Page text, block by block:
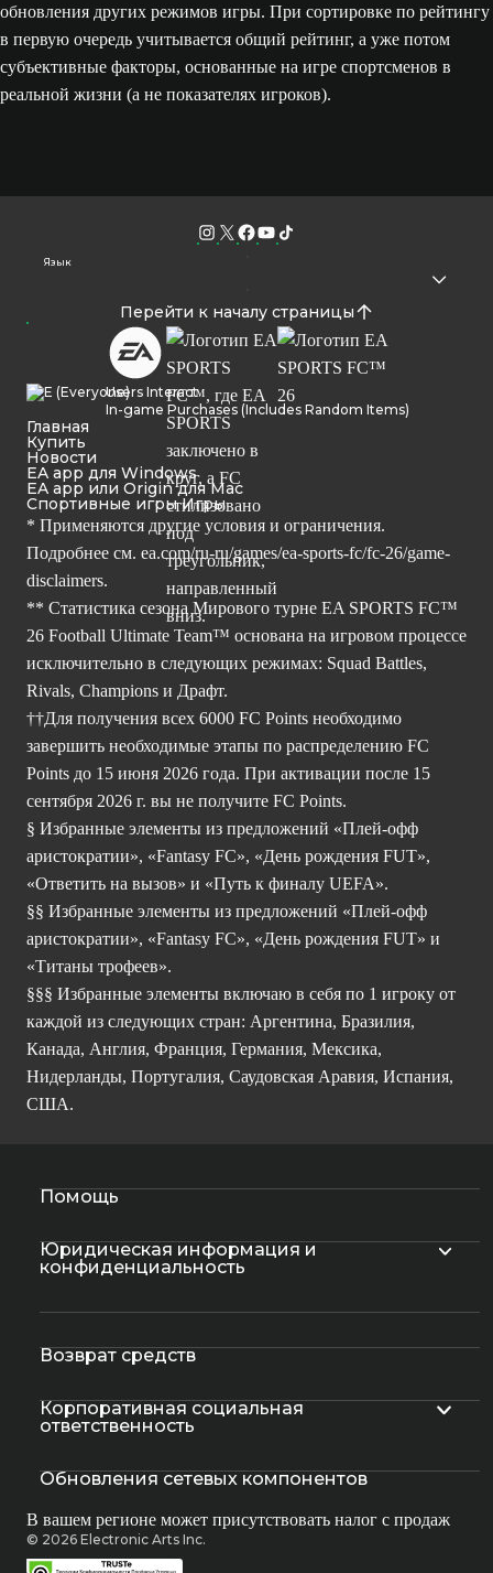
обновления других режимов игры. При сортировке по рейтингу
в первую очередь учитывается общий рейтинг, а уже потом
субъективные факторы, основанные на игре спортсменов в
реальной жизни (а не показателях игроков).
Язык
Перейти к началу страницы
Users Interact
In-game Purchases (Includes Random Items)
Главная
Купить
Новости
EA app для Windows
EA app или Origin для Mac
Спортивные игры Игры
* Применяются другие условия и ограничения.
Подробнее см. ea.com/ru-ru/games/ea-sports-fc/fc-26/game-
disclaimers.
** Статистика сезона Мирового турне EA SPORTS FC™
26 Football Ultimate Team™ основана на игровом процессе
исключительно в следующих режимах: Squad Battles,
Rivals, Champions и Драфт.
††Для получения всех 6000 FC Points необходимо
завершить необходимые этапы по распределению FC
Points до 15 июня 2026 года. При активации после 15
сентября 2026 г. вы не получите FC Points.
§ Избранные элементы из предложений «Плей-офф
аристократии», «Fantasy FC», «День рождения FUT»,
«Ответить на вызов» и «Путь к финалу UEFA».
§§ Избранные элементы из предложений «Плей-офф
аристократии», «Fantasy FC», «День рождения FUT» и
«Титаны трофеев».
§§§ Избранные элементы включаю в себя по 1 игроку от
каждой из следующих стран: Аргентина, Бразилия,
Канада, Англия, Франция, Германия, Мексика,
Нидерланды, Португалия, Саудовская Аравия, Испания,
США.
Помощь
Юридическая информация и
конфиденциальность
Возврат средств
Корпоративная социальная
ответственность
Обновления сетевых компонентов
В вашем регионе может присутствовать налог с продаж
© 2026 Electronic Arts Inc.